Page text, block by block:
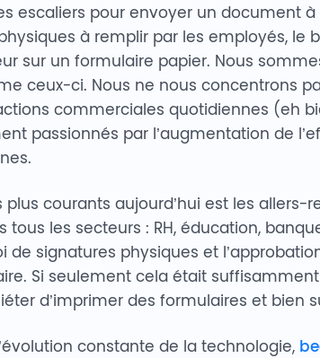
escaliers pour envoyer un document
à remplir par les employés,
sur un formulaire papier. Nous
ceux-ci. Nous ne nous concentrons
commerciales quotidiennes (eh
passionnés par l’augmentation de
plus courants aujourd’hui est les
les secteurs : RH, éducation,
de signatures physiques et
Si seulement cela était
d’imprimer des formulaires et bien
constante de la technologie,